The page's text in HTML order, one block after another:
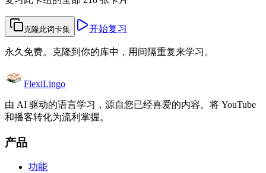
克隆此词卡集 开始复习
永久免费。克隆到你的库中，用间隔重复来学习。
FlexiLingo
由 AI 驱动的语言学习，源自您已经喜爱的内容。将 YouTube
和播客转化为流利掌握。
产品
功能